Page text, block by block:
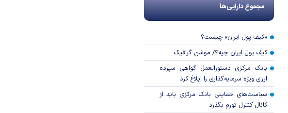
مجموع دارایی‌ها
«کیف پول ایران» چیست؟
کیف پول ایران چیه؟/ موشن گرافیک
بانک مرکزی دستورالعمل گواهی سپرده
ارزی ویژه سرمایه‌گذاری را ابلاغ کرد
سیاست‌های حمایتی بانک مرکزی باید از
کانال کنترل تورم بگذرد